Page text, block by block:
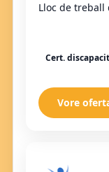
Lloc de
Cert.
Vore